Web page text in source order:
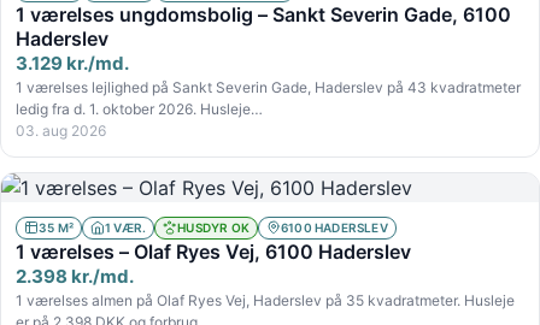
1 værelses ungdomsbolig – Sankt Severin Gade, 6100
Haderslev
3.129 kr./md.
1 værelses lejlighed på Sankt Severin Gade, Haderslev på 43 kvadratmeter
ledig fra d. 1. oktober 2026. Husleje…
03. aug 2026
35 M² 1 VÆR. HUSDYR OK 6100 HADERSLEV
1 værelses – Olaf Ryes Vej, 6100 Haderslev
2.398 kr./md.
1 værelses almen på Olaf Ryes Vej, Haderslev på 35 kvadratmeter. Husleje